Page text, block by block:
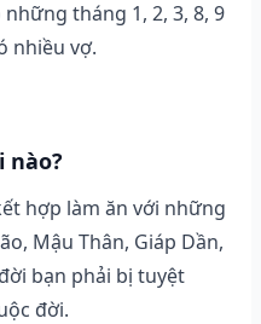
tháng 1, 2, 3, 8, 9
nhiều vợ.
nào?
hợp làm ăn với những
Mậu Thân, Giáp Dần,
bạn phải bị tuyệt
đời.